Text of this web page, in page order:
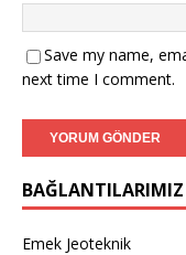
Save my name,
next time I comment.
BAĞLANTILARIMIZ
Emek Jeoteknik